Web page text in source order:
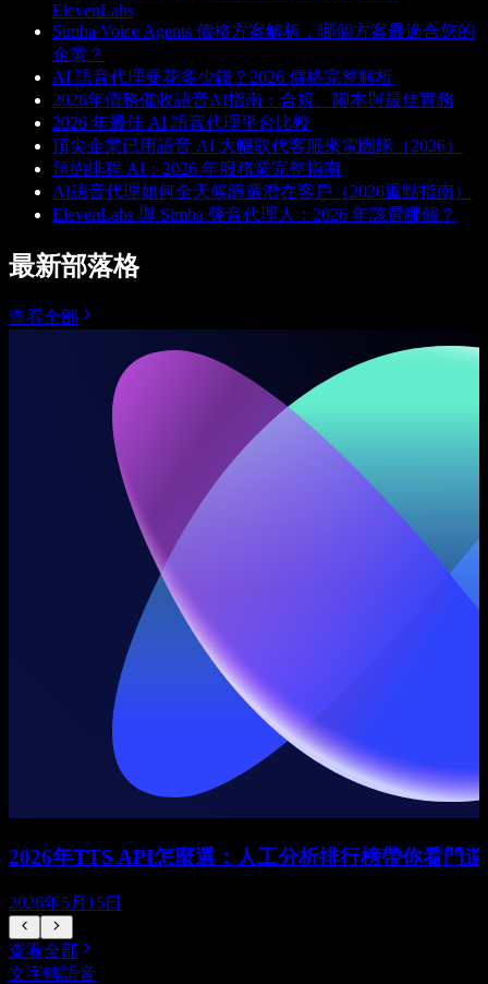
ElevenLabs
Simba Voice Agents 價格方案解析，哪個方案最適合您的
企業？
AI 語音代理要花多少錢？2026 價格完整解析
2026年債務催收語音AI指南：合規、腳本與最佳實務
2026 年最佳 AI 語音代理平台比較
頂尖企業已用語音 AI 大幅取代客服來電團隊（2026）
預約排程 AI：2026 年服務業完整指南
AI語音代理如何全天候篩選潛在客戶（2026重點指南）
ElevenLabs 與 Simba 聲音代理人：2026 年該選哪個？
最新部落格
查看全部
2026年TTS API怎麼選：人工分析排行榜帶你看門道
2026年5月15日
查看全部
文字轉語音